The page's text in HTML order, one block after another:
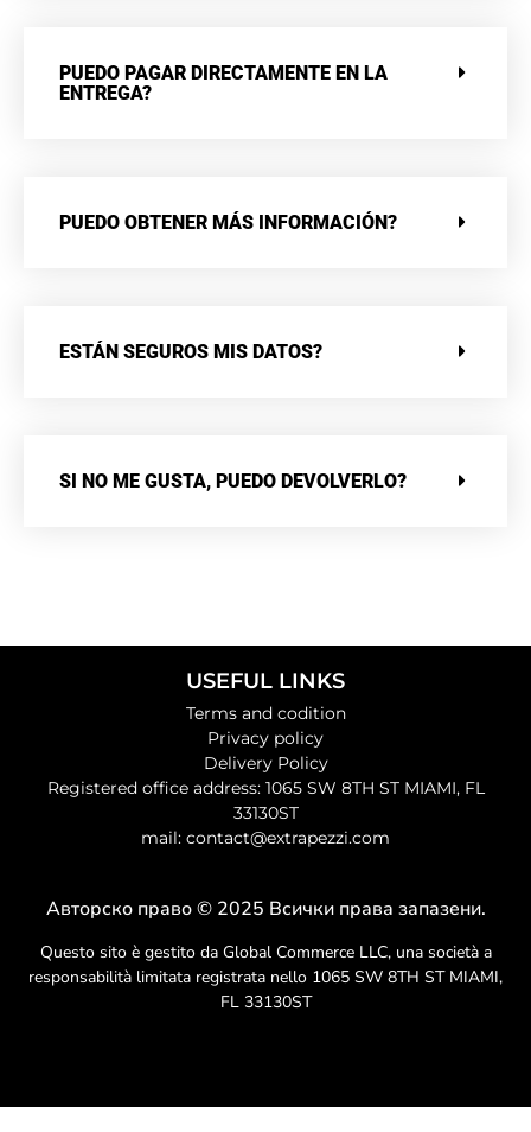
PUEDO PAGAR DIRECTAMENTE EN LA
ENTREGA?
PUEDO OBTENER MÁS INFORMACIÓN?
ESTÁN SEGUROS MIS DATOS?
SI NO ME GUSTA, PUEDO DEVOLVERLO?
USEFUL LINKS
Terms and codition
Privacy policy
Delivery Policy
Registered office address: 1065 SW 8TH ST MIAMI, FL
33130ST
mail: contact@extrapezzi.com
Авторско право © 2025 Всички права запазени.
Questo sito è gestito da Global Commerce LLC, una società a
responsabilità limitata registrata nello 1065 SW 8TH ST MIAMI,
FL 33130ST